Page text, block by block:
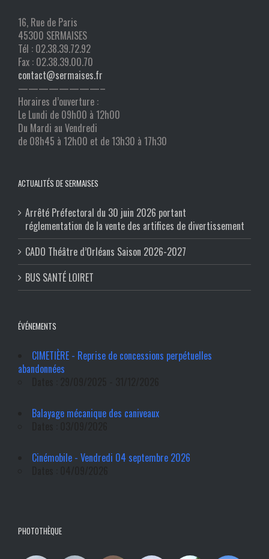
16, Rue de Paris
45300 SERMAISES
Tél : 02.38.39.72.92
Fax : 02.38.39.00.70
contact@sermaises.fr
————————–
Horaires d’ouverture :
Le Lundi de 09h00 à 12h00
Du Mardi au Vendredi
de 08h45 à 12h00 et de 13h30 à 17h30
ACTUALITÉS DE SERMAISES
Arrêté Préfectoral du 30 juin 2026 portant
réglementation de la vente des artifices de divertissement
CADO Théâtre d’Orléans Saison 2026-2027
BUS SANTÉ LOIRET
ÉVÉNEMENTS
CIMETIÈRE - Reprise de concessions perpétuelles
abandonnées
Balayage mécanique des caniveaux
Cinémobile - Vendredi 04 septembre 2026
PHOTOTHÈQUE